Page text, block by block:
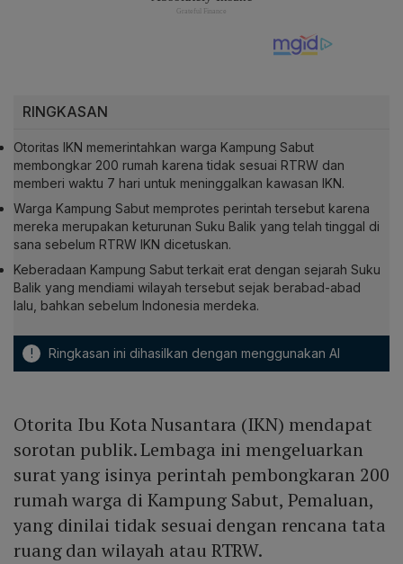
RINGKASAN
Otoritas IKN memerintahkan warga Kampung Sabut
membongkar 200 rumah karena tidak sesuai RTRW dan
memberi waktu 7 hari untuk meninggalkan kawasan IKN.
Warga Kampung Sabut memprotes perintah tersebut karena
mereka merupakan keturunan Suku Balik yang telah tinggal di
sana sebelum RTRW IKN dicetuskan.
Keberadaan Kampung Sabut terkait erat dengan sejarah Suku
Balik yang mendiami wilayah tersebut sejak berabad-abad
lalu, bahkan sebelum Indonesia merdeka.
! Ringkasan ini dihasilkan dengan menggunakan AI
Otorita Ibu Kota Nusantara (IKN) mendapat
sorotan publik. Lembaga ini mengeluarkan
surat yang isinya perintah pembongkaran 200
rumah warga di Kampung Sabut, Pemaluan,
yang dinilai tidak sesuai dengan rencana tata
ruang dan wilayah atau RTRW.